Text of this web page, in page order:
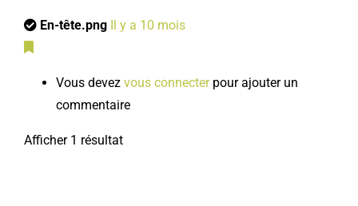
En-tête.png Il y a 10 mois
Vous devez vous connecterpour ajouter un
commentaire
Afficher 1 résultat